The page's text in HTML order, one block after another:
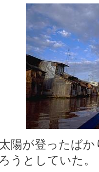
陽が登ったば
うとしていた。